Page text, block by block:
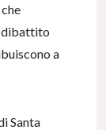
dibattito
a
Santa